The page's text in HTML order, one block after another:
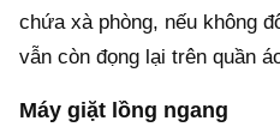
chứa xà phòng, nếu không
vẫn còn đọng lại trên quần
Máy giặt lồng ngang